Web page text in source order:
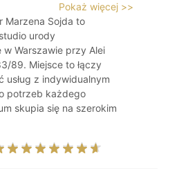
Pokaż więcej >>
Marzena Sojda to
urody
w Warszawie przy Alei
89. Miejsce to łączy
usług z indywidualnym
potrzeb każdego
skupia się na szerokim